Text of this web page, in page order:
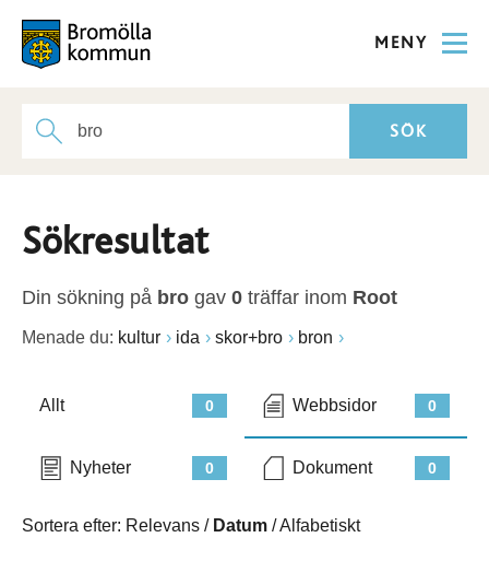
MENY
Sökresultat
Din sökning på bro gav 0 träffar inom Root
Menade du: kultur ida skor+bro bron
0
Allt 0
Webbsidor
0
Nyheter 0
Dokument
Sortera efter: Relevans / Datum /Alfabetiskt